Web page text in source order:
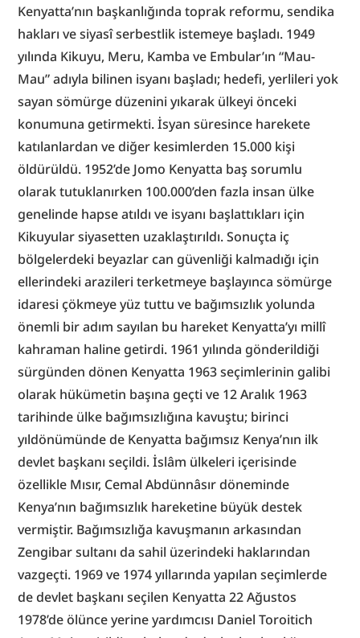
Kenyatta’nın başkanlığında toprak reformu, sendika
hakları ve siyasî serbestlik istemeye başladı. 1949
yılında Kikuyu, Meru, Kamba ve Embular’ın “Mau-
Mau” adıyla bilinen isyanı başladı; hedefi, yerlileri yok
sayan sömürge düzenini yıkarak ülkeyi önceki
konumuna getirmekti. İsyan süresince harekete
katılanlardan ve diğer kesimlerden 15.000 kişi
öldürüldü. 1952’de Jomo Kenyatta baş sorumlu
olarak tutuklanırken 100.000’den fazla insan ülke
genelinde hapse atıldı ve isyanı başlattıkları için
Kikuyular siyasetten uzaklaştırıldı. Sonuçta iç
bölgelerdeki beyazlar can güvenliği kalmadığı için
ellerindeki arazileri terketmeye başlayınca sömürge
idaresi çökmeye yüz tuttu ve bağımsızlık yolunda
önemli bir adım sayılan bu hareket Kenyatta’yı millî
kahraman haline getirdi. 1961 yılında gönderildiği
sürgünden dönen Kenyatta 1963 seçimlerinin galibi
olarak hükümetin başına geçti ve 12 Aralık 1963
tarihinde ülke bağımsızlığına kavuştu; birinci
yıldönümünde de Kenyatta bağımsız Kenya’nın ilk
devlet başkanı seçildi. İslâm ülkeleri içerisinde
özellikle Mısır, Cemal Abdünnâsır döneminde
Kenya’nın bağımsızlık hareketine büyük destek
vermiştir. Bağımsızlığa kavuşmanın arkasından
Zengibar sultanı da sahil üzerindeki haklarından
vazgeçti. 1969 ve 1974 yıllarında yapılan seçimlerde
de devlet başkanı seçilen Kenyatta 22 Ağustos
1978’de ölünce yerine yardımcısı Daniel Toroitich